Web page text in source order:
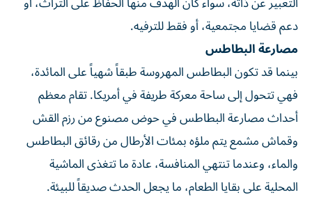
دعم قضايا مجتمعية، أو فقط للترفيه.
مصارعة البطاطس
بينما قد تكون البطاطس المهروسة طبقاً شهياً على المائدة،
فهي تتحول إلى ساحة معركة طريفة في أمريكا. تقام معظم
أحداث مصارعة البطاطس في حوض مصنوع من رزم القش
وقماش مشمع يتم ملؤه بمئات الأرطال من رقائق البطاطس
والماء، وعندما تنتهي المنافسة، عادة ما تتغذى الماشية
المحلية على بقايا الطعام، ما يجعل الحدث صديقاً للبيئة.